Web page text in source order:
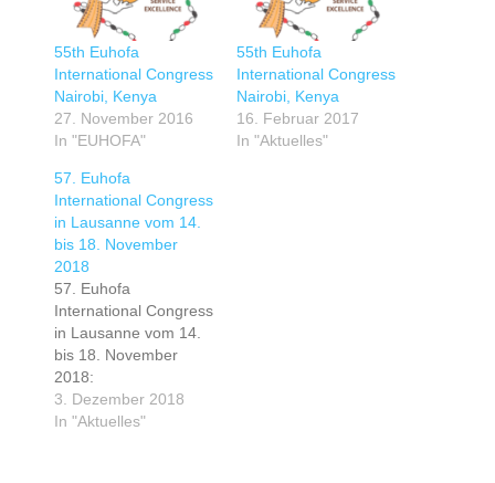
55th Euhofa
International Congress
Nairobi, Kenya
27. November 2016
In "EUHOFA"
55th Euhofa
International Congress
Nairobi, Kenya
16. Februar 2017
In "Aktuelles"
57. Euhofa
International Congress
in Lausanne vom 14.
bis 18. November
2018
57. Euhofa
International Congress
in Lausanne vom 14.
bis 18. November
2018:
Schlüsselthemen für
die Zukunft der
3. Dezember 2018
In "Aktuelles"